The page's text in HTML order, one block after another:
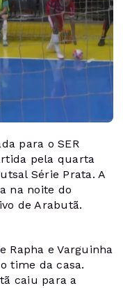
para o SER
pela quarta
Série Prata. A
na noite do
de Arabutã.
Rapha e Varguinha
time da casa.
caiu para a